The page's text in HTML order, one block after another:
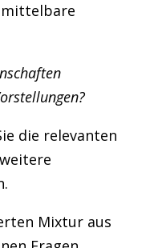
die relevanten
Mixtur aus